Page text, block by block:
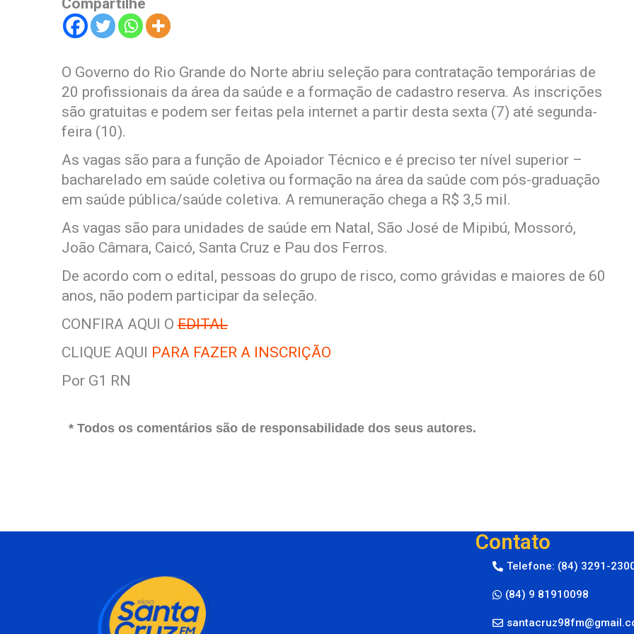
Compartilhe
O Governo do Rio Grande do Norte abriu seleção para contratação temporárias de
20 profissionais da área da saúde e a formação de cadastro reserva. As inscrições
são gratuitas e podem ser feitas pela internet a partir desta sexta (7) até segunda-
feira (10).
As vagas são para a função de Apoiador Técnico e é preciso ter nível superior –
bacharelado em saúde coletiva ou formação na área da saúde com pós-graduação
em saúde pública/saúde coletiva. A remuneração chega a R$ 3,5 mil.
As vagas são para unidades de saúde em Natal, São José de Mipibú, Mossoró,
João Câmara, Caicó, Santa Cruz e Pau dos Ferros.
De acordo com o edital, pessoas do grupo de risco, como grávidas e maiores de 60
anos, não podem participar da seleção.
CONFIRA AQUI O EDITAL
CLIQUE AQUI
PARA FAZER A INSCRIÇÃO
Por G1 RN
* Todos os comentários são de responsabilidade dos seus autores.
Contato
Telefone: (84) 3291-
(84) 9 81910098